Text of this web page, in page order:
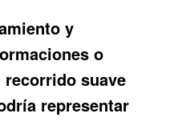
y
o
suave
representar